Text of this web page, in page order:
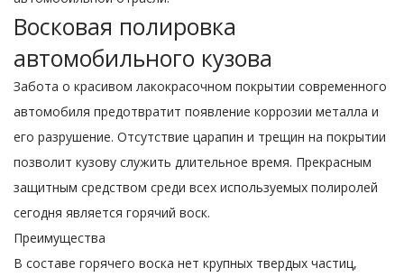
Восковая полировка
автомобильного кузова
Забота о красивом лакокрасочном покрытии современного
автомобиля предотвратит появление коррозии металла и
его разрушение. Отсутствие царапин и трещин на покрытии
позволит кузову служить длительное время. Прекрасным
защитным средством среди всех используемых полиролей
сегодня является горячий воск.
Преимущества
В составе горячего воска нет крупных твердых частиц,